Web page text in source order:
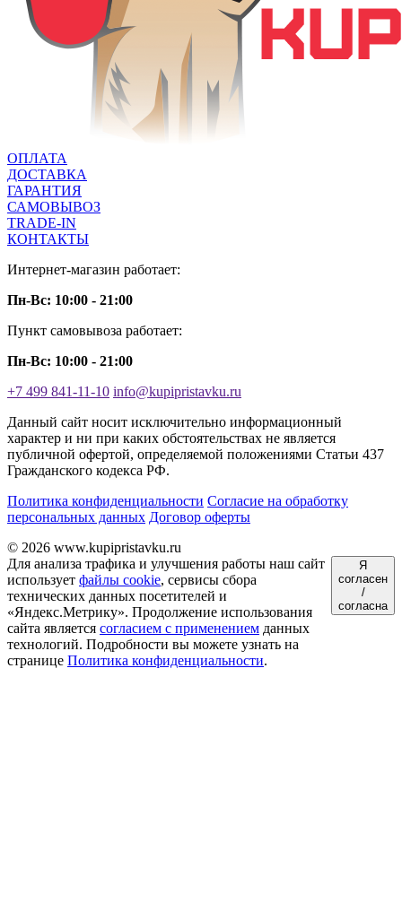
ОПЛАТА
ДОСТАВКА
ГАРАНТИЯ
САМОВЫВОЗ
TRADE-IN
КОНТАКТЫ
Интернет-магазин работает:
Пн-Вс: 10:00 - 21:00
Пункт самовывоза работает:
Пн-Вс: 10:00 - 21:00
+7 499 841-11-10 info@kupipristavku.ru
Данный сайт носит исключительно информационный
характер и ни при каких обстоятельствах не является
публичной офертой, определяемой положениями Статьи 437
Гражданского кодекса РФ.
Политика конфиденциальности Согласие на обработку
персональных данных Договор оферты
© 2026 www.kupipristavku.ru
Для анализа трафика и улучшения работы наш сайт
использует файлы cookie, сервисы сбора
технических данных посетителей и
«Яндекс.Метрику». Продолжение использования
сайта является согласием с применением данных
технологий. Подробности вы можете узнать на
странице Политика конфиденциальности.
Я
согласен
/
согласна